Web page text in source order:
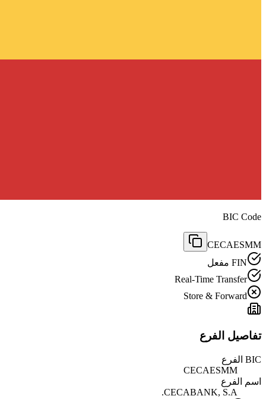
BIC Code
CECAESMM
FIN مفعل
Real-Time Transfer
Store & Forward
تفاصيل الفرع
BIC الفرع
CECAESMM
اسم الفرع
CECABANK, S.A.